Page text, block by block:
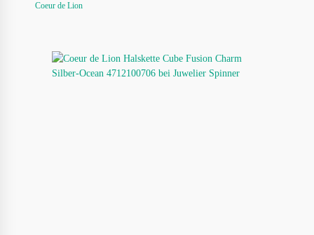
Coeur de Lion